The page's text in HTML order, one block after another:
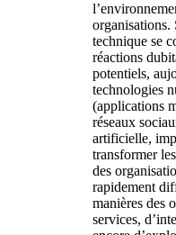
organisations.
technique se
réactions
potentiels,
technologies
(applications
réseaux
artificielle,
transformer
des
rapidement
manières des
services,